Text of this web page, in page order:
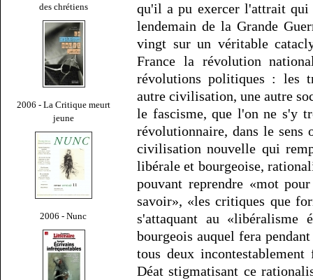
des chrétiens
2006 - La Critique meurt
jeune
2006 - Nunc
qu'il a pu exercer l'attrait qui
lendemain de la Grande
vingt sur un véritable
France la révolution
révolutions politiques : les
autre civilisation, une autre
le fascisme, que l'on ne s'y
révolutionnaire, dans le sens
civilisation nouvelle qui
libérale et bourgeoise,
pouvant reprendre «mot
savoir», «les critiques que
s'attaquant au «libéralisme
bourgeois auquel fera
tous deux
Déat stigmatisant ce